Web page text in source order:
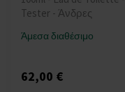
Tester - Άνδρες
Άμεσα διαθέσιμο
62,00 €